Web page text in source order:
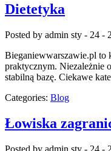
Dietetyka
Posted by admin sty - 24 -
Bieganiewwarszawie.pl to
praktycznym. Niezależnie
stabilną bazę. Ciekawe
Categories: Blog
Łowiska
Posted by admin sty - 24 -